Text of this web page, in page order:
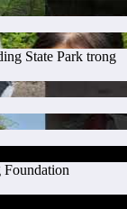
State Park trong